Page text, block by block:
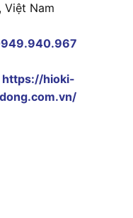
Việt Nam
https://hioki-